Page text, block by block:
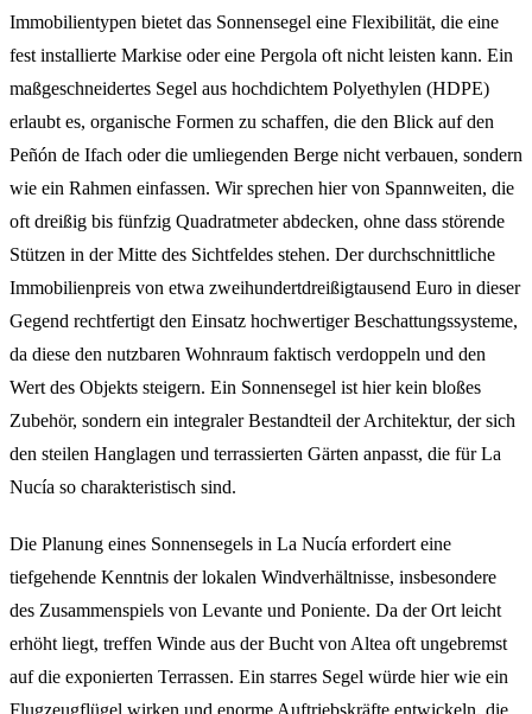
Immobilientypen bietet das Sonnensegel eine Flexibilität, die eine
fest installierte Markise oder eine Pergola oft nicht leisten kann. Ein
maßgeschneidertes Segel aus hochdichtem Polyethylen (HDPE)
erlaubt es, organische Formen zu schaffen, die den Blick auf den
Peñón de Ifach oder die umliegenden Berge nicht verbauen, sondern
wie ein Rahmen einfassen. Wir sprechen hier von Spannweiten, die
oft dreißig bis fünfzig Quadratmeter abdecken, ohne dass störende
Stützen in der Mitte des Sichtfeldes stehen. Der durchschnittliche
Immobilienpreis von etwa zweihundertdreißigtausend Euro in dieser
Gegend rechtfertigt den Einsatz hochwertiger Beschattungssysteme,
da diese den nutzbaren Wohnraum faktisch verdoppeln und den
Wert des Objekts steigern. Ein Sonnensegel ist hier kein bloßes
Zubehör, sondern ein integraler Bestandteil der Architektur, der sich
den steilen Hanglagen und terrassierten Gärten anpasst, die für La
Nucía so charakteristisch sind.
Die Planung eines Sonnensegels in La Nucía erfordert eine
tiefgehende Kenntnis der lokalen Windverhältnisse, insbesondere
des Zusammenspiels von Levante und Poniente. Da der Ort leicht
erhöht liegt, treffen Winde aus der Bucht von Altea oft ungebremst
auf die exponierten Terrassen. Ein starres Segel würde hier wie ein
Flugzeugflügel wirken und enorme Auftriebskräfte entwickeln, die